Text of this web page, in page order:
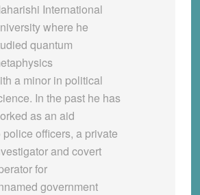
International
where he
quantum
a minor in political
In the past he has
as an aid
police officers, a private
and covert
for
government